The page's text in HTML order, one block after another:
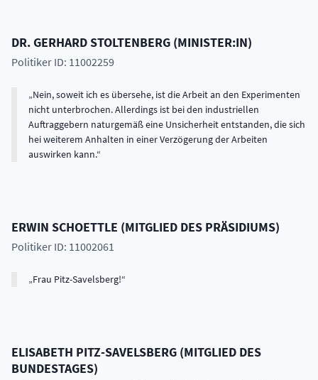
DR.GERHARDSTOLTENBERG (MINISTER:IN)
Politiker ID: 11002259
Nein, soweit ich es übersehe, ist die Arbeit an den Experimenten
nicht unterbrochen. Allerdings ist bei den industriellen
Auftraggebern naturgemäß eine Unsicherheit entstanden, die sich
hei weiterem Anhalten in einer Verzögerung der Arbeiten
auswirken kann.
ERWIN SCHOETTLE (MITGLIED DES PRÄSIDIUMS)
Politiker ID: 11002061
Frau Pitz-Savelsberg!
ELISABETH PITZ-SAVELSBERG (MITGLIED DES
BUNDESTAGES)